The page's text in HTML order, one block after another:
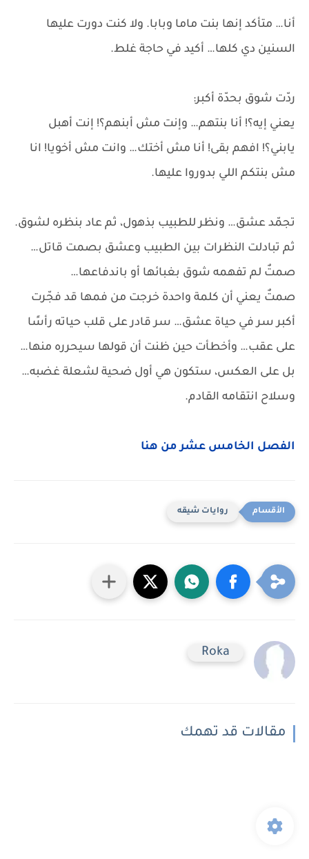
أنا… متأكد إنها بنت ماما وبابا. ولا كنت دورت عليها
السنين دي كلها… أكيد في حاجة غلط.
ردّت شوق بحدّة أكبر:
يعني إيه؟! أنا بنتهم… وإنت مش أبنهم؟! إنت أهبل
يابني؟! افهم بقى! أنا مش أختك… وانت مش أخويا! انا
مش بنتكم اللي بدوروا عليها.
تجمّد عشق… ونظر للطبيب بذهول، ثم عاد بنظره لشوق.
ثم تبادلت النظرات بين الطبيب وعشق بصمت قاتل…
صمتٌ لم تفهمه شوق بغبائها أو باندفاعها…
صمتٌ يعني أن كلمة واحدة خرجت من فمها قد فجّرت
أكبر سر في حياة عشق… سر قادر على قلب حياته رأسًا
على عقب… وأخطأت حين ظنت أن قولها سيحرره منها…
بل على العكس، ستكون هي أول ضحية لشعلة غضبه…
وسلاح انتقامه القادم.
الفصل الخامس عشر من هنا
روايات شيقه
Roka
مقالات قد تهمك